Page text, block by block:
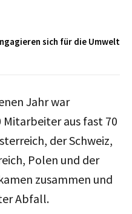
sich für die Umwelt
Jahr war
Mitarbeiter aus fast 70
der Schweiz,
Polen und der
zusammen und
Abfall.